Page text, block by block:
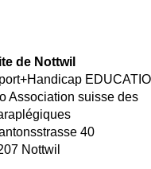
de Nottwil
Association suisse des
40
Nottwil